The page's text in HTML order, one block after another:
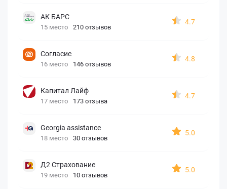
АК БАРС
15 место 210 отзывов
4.7
Согласие
16 место 146 отзывов
4.8
Капитал Лайф
17 место 173 отзыва
4.7
Georgia assistance
18 место 30 отзывов
5.0
Д2 Страхование
19 место 10 отзывов
5.0